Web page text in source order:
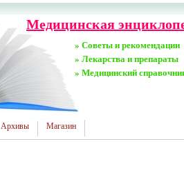
Медицинская
» Советы и рекомендации
» Лекарства и препараты
» Медицинский
Архивы Магазин